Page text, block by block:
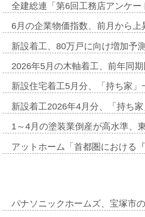
全建総連「第6回工務店アンケ
6月の企業物価指数、前月から
新設着工、80万戸に向け増加予
2026年5月の木軸着工、前年同
新設住宅着工5月分、「持ち家
新設着工2026年4月分、「持ち
1～4月の塗装業倒産が高水準、
アットホーム「首都圏における
パナソニックホームズ、宝塚市